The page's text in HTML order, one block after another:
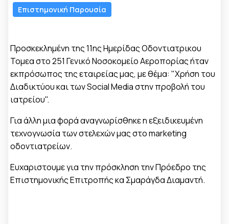
Επιστημονική Παρουσία
Προσκεκλημένη της 11ης Ημερίδας Οδοντιατρικου
Τομεα στο 251 Γενικό Νοσοκομείο Αεροπορίας ήταν
εκπρόσωπος της εταιρείας μας, με θέμα: "Χρήση του
Διαδικτύου και των Social Media στην προβολή του
ιατρείου".
Για άλλη μια φορά αναγνωρίσθηκε η εξειδικευμένη
τεχνογνωσία των στελεχών μας στο marketing
οδοντιατρείων.
Ευχαριστουμε για την πρόσκληση την Πρόεδρο της
Επιστημονικής Επιτροπής κα Σμαράγδα Διαμαντή.